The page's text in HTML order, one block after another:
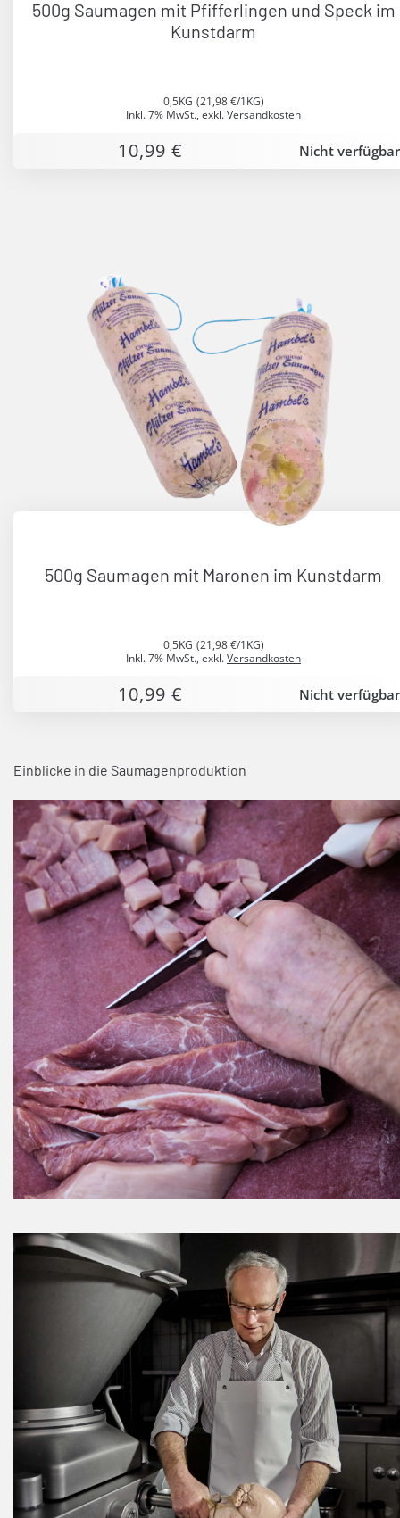
500g Saumagen mit Pfifferlingen und Speck im
Kunstdarm
0,5KG (21,98 €/1KG)
10,99 €
Inkl. 7% MwSt., exkl.Versandkosten
Nicht verfügbar
500g Saumagen mit Maronen im Kunstdarm
0,5KG (21,98 €/1KG)
10,99 €
Inkl. 7% MwSt., exkl.Versandkosten
Nicht verfügbar
Einblicke in die Saumagenproduktion